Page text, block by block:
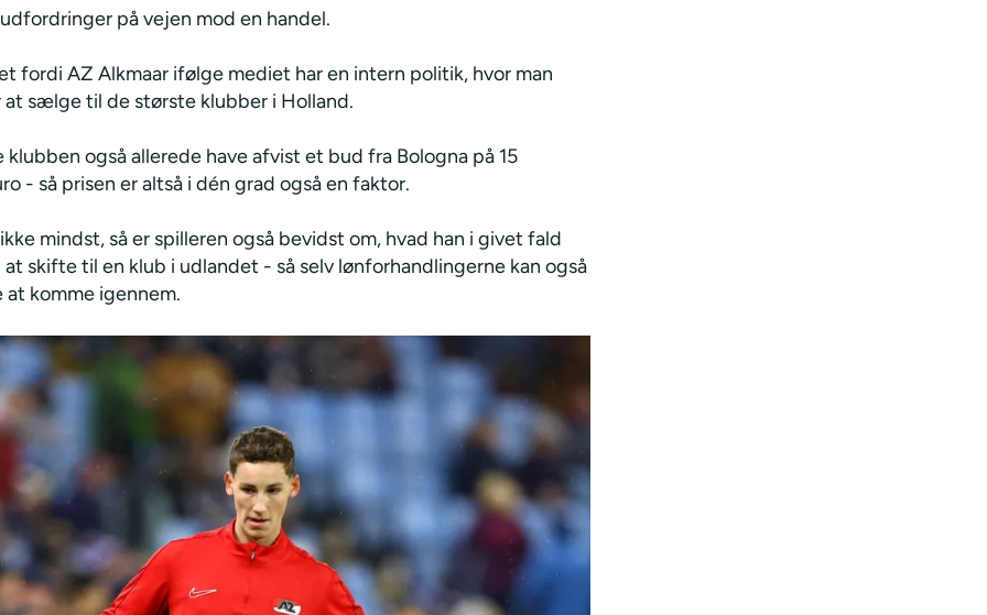
på vejen mod en handel.
fordi AZ Alkmaar ifølge mediet har en intern politik, hvor man
at sælge til de største klubber i Holland.
klubben også allerede have afvist et bud fra Bologna på 15
- så prisen er altså i dén grad også en faktor.
mindst, så er spilleren også bevidst om, hvad han i givet fald
skifte til en klub i udlandet - så selv lønforhandlingerne kan også
komme igennem.